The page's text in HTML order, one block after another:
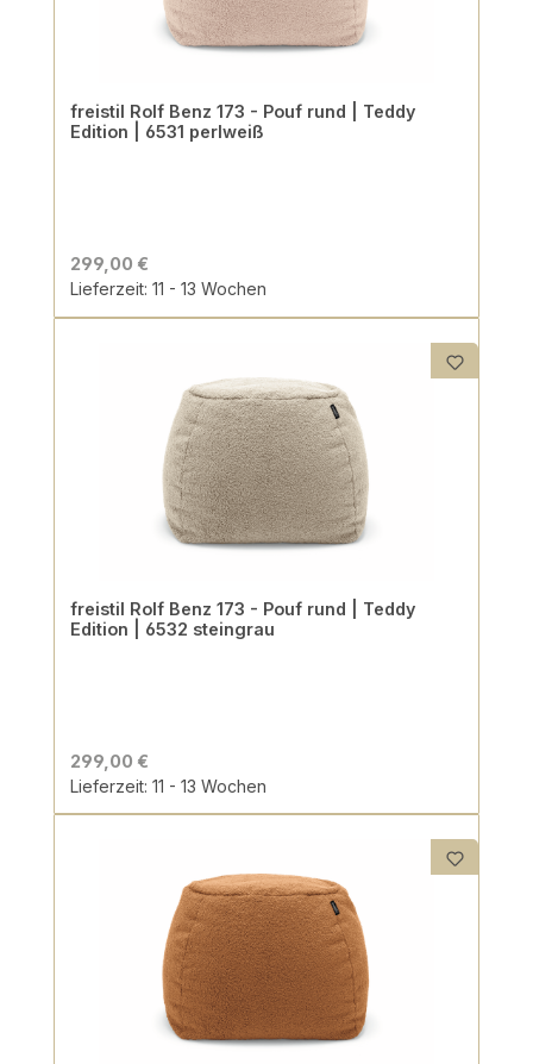
freistil Rolf Benz 173 - Pouf rund | Teddy
Edition | 6531 perlweiß
299,00 €
Lieferzeit: 11 - 13 Wochen
freistil Rolf Benz 173 - Pouf rund | Teddy
Edition | 6532 steingrau
299,00 €
Lieferzeit: 11 - 13 Wochen